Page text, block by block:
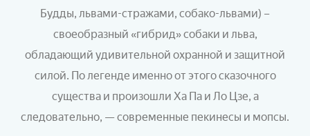
Будды, львами-стражами, собако-львами) –
своеобразный «гибрид» собаки и льва,
обладающий удивительной охранной и защитной
силой. По легенде именно от этого сказочного
существа и произошли Ха Па и Ло Цзе, а
следовательно, — современные пекинесы и мопсы.